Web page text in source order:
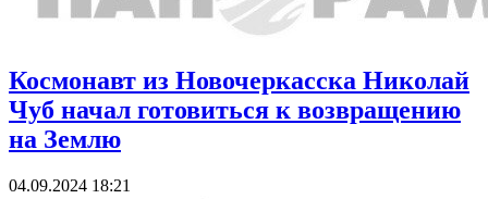
Космонавт из Новочеркасска Николай
Чуб начал готовиться к возвращению
на Землю
04.09.2024 18:21